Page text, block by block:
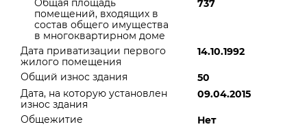
Общая площадь
помещений, входящих в
состав общего имущества
в многоквартирном доме
737
Дата приватизации первого
жилого помещения
14.10.1992
Общий износ здания
50
Дата, на которую установлен
износ здания
09.04.2015
Общежитие
Нет